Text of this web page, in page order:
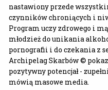
nastawiony przede
czynników chroniących i
Program uczy zdrowego i
młodzież do unikania
pornografii i do czekania z
Archipelag Skarbów ©
pozytywny potencjał -
mówią masowe media.